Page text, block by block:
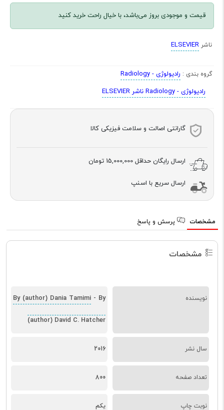
قیمت و موجودی بروز می‌باشد، با خیال راحت خرید کنید
ناشر ELSEVIER
گروه بندی : رادیولوژی - Radiology
رادیولوژی - Radiology ناشر ELSEVIER
گارانتی اصالت و سلامت فیزیکی کالا
ارسال رایگان حداقل 15,000,000 تومان
ارسال سریع با اسنپ
مشخصات پرسش و پاسخ
مشخصات
نویسنده By (author) Dania Tamimi - By
(author) David C. Hatcher
سال نشر 2016
تعداد صفحه 800
نوبت چاپ یکم